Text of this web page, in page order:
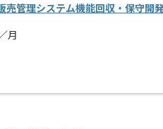
売管理システム機能回収・保守開
月